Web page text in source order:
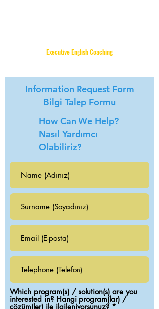
Executive English Coaching
Information Request Form
Bilgi Talep Formu
How Can We Help?
Nasıl Yardımcı
Olabiliriz?
Which program(s) / solution(s) are you
interested in? Hangi program(lar) /
çözüm(ler) ile ilgileniyorsunuz? * R